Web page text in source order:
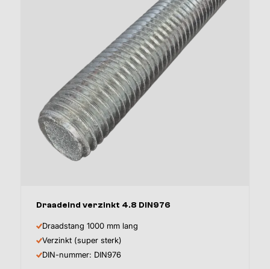
Inhoud
Afmeting
Draadeind verzinkt 4.8 DIN976
Draadstang 1000 mm lang
Verzinkt (super sterk)
DIN-nummer: DIN976